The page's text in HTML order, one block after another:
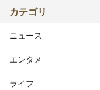
カテゴリ
ニュース
エンタメ
ライフ